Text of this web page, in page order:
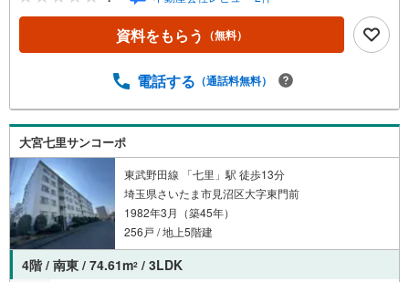
がある、勤続年数が短い、自己資金が少ない、住宅ローン
が組めるか心配・・・そう思われている方。当社には住宅
ローン専門アドバイザーおります！お気軽にご相談下さ
売れない、不動産早期現金化をしたい、他社に販売活動を
期間で成約に至らなかった場合、予め設定させていただい
た金額で当社が買取致します。越谷の戸建、土地、マンシ
ョン買取は埼玉相互住宅春日部店まで！
資料をもらう （無料）
電話する （通話料無料）
大宮七里サンコーポ
東武野田線 「七里」駅 徒歩13分
埼玉県さいたま市見沼区大字東門前
1982年3月（築45年）
256戸 / 地上5階建
4階 / 南東 / 74.61m2 / 3LDK